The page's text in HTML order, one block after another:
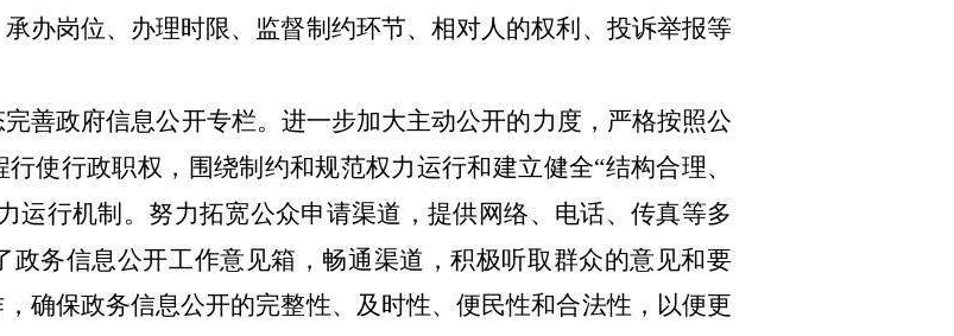
办岗位、办理时限、监督制约环节、相对人的权利、投诉举报等
善政府信息公开专栏。 进一步加大主动公开的力度，严格按照公
使行政职权，围绕制约和规范权力运行和建立健全“结构合理、
运行机制。努力拓宽公众申请渠道，提供网络、电话、传真等多
务信息公开工作意见箱，畅通渠道，积极听取群众的意见和要
确保政务信息公开的完整性、及时性、便民性和合法性，以便更